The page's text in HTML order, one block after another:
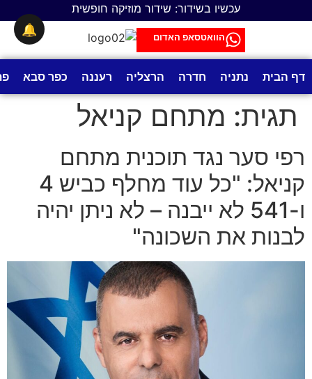
עכשיו בשידור: שידור מוזיקה חופשית
הוואטסאפ האדום
דף הבית נתניה חדרה הרצליה רעננה כפר סבא
תגית: מתחם קניאל
רפי סער נגד תוכנית מתחם
קניאל: "כל עוד מחלף כביש 4
ו-541 לא ייבנה – לא ניתן יהיה
לבנות את השכונה"
🔔